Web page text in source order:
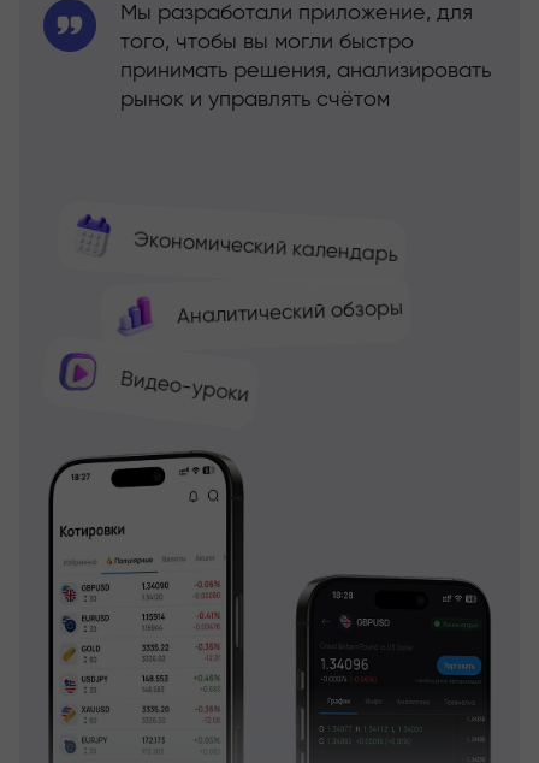
Экономический календарь
Аналитический обзоры
Видео-уроки
Мы разработали приложение, для
того, чтобы вы могли быстро
принимать решения, анализировать
рынок и управлять счётом